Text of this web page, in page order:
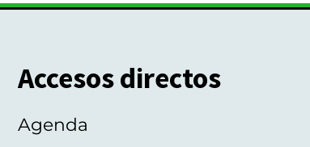
Accesos directos
Agenda